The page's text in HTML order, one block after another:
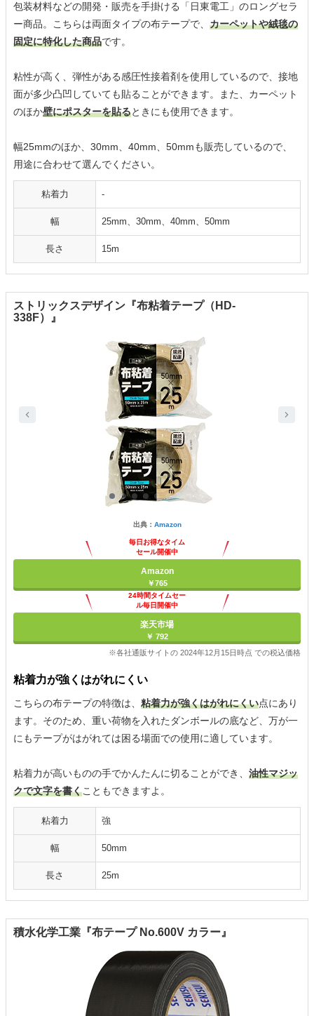
包装材料などの開発・販売を手掛ける「日東電工」のロングセラ
ー商品。こちらは両面タイプの布テープで、 カーペットや絨毯の
固定に特化した商品です。
粘性が高く、弾性がある感圧性接着剤を使用しているので、接地
面が多少凸凹していても貼ることができます。また、カーペット
のほか壁にポスターを貼るときにも使用できます。
幅25mmのほか、30mm、40mm、50mmも販売しているので、
用途に合わせて選んでください。
粘着力 -
幅 25mm、30mm、40mm、50mm
長さ 15m
ストリックスデザイン『布粘着テープ（HD-
338F）』
出典： Amazon
毎日お得なタイム
セール開催中
Amazon
￥765
24時間タイムセー
ル毎日開催中
楽天市場
￥ 792
※各社通販サイトの 2024年12月15日時点 での税込価格
粘着力が強くはがれにくい
こちらの布テープの特徴は、 粘着力が強くはがれにくい点にあり
ます。そのため、重い荷物を入れたダンボールの底など、万が一
にもテープがはがれては困る場面での使用に適しています。
粘着力が高いものの手でかんたんに切ることができ、 油性マジッ
クで文字を書くこともできますよ。
粘着力 強
幅 50mm
長さ 25m
積水化学工業『布テープ No.600V カラー』